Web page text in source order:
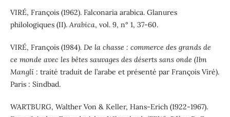
VIRÉ, François (1962). Falconaria arabica. Glanures
philologiques (II). Arabica, vol. 9, n° 1, 37-60.
VIRÉ, François (1984). De la chasse : commerce des grands de
ce monde avec les bêtes sauvages des déserts sans onde (Ibn
Manglī: traité traduit de l’arabe et présenté par François Viré).
Paris : Sindbad.
WARTBURG, Walther Von & Keller, Hans-Erich (1922-1967).